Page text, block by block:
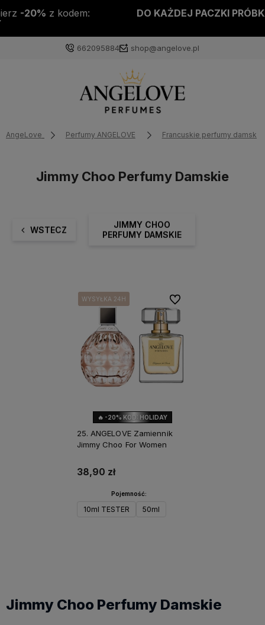
DO KAŻDEJ PACZKI PRÓBKA PERFUM GRATIS!
662095884 shop@angelove.pl
AngeLove Perfumy ANGELOVE Francuskie perfumy damskie
Jimmy Choo Perfumy Damskie
WSTECZ
JIMMY CHOO
PERFUMY DAMSKIE
🔥 -20% KOD: HOLIDAY
WYSYŁKA 24H
WYSYŁKA 24H
WYSYŁKA 24H
25. ANGELOVE Zamiennik
Jimmy Choo For Women
38,90 zł
Pojemność:
10ml TESTER 50ml
Do ulubionych
Jimmy Choo Perfumy Damskie